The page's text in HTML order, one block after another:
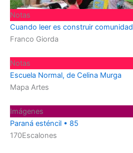
Notas
Cuando leer es construir comunidad
Franco Giorda
Notas
Escuela Normal, de Celina Murga
Mapa Artes
Imágenes
Paraná esténcil • 85
170Escalones